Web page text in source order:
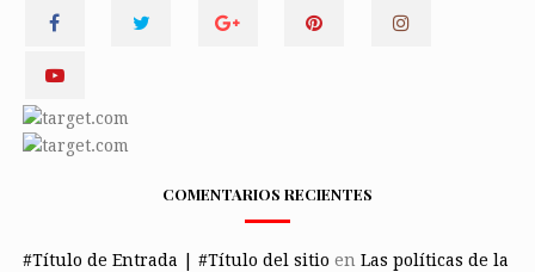
COMENTARIOS RECIENTES
#Título de Entrada | #Título del sitio en Las políticas de la